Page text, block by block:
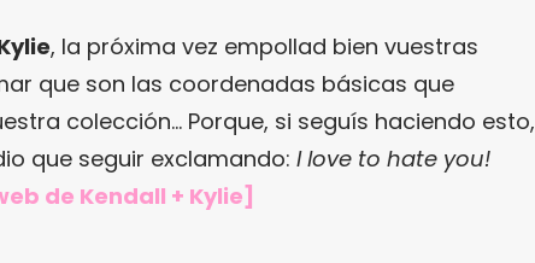
, la próxima vez empollad bien vuestras
que son las coordenadas básicas que
colección… Porque, si seguís haciendo esto,
que seguir exclamando: I love to hate you!
de Kendall + Kylie]